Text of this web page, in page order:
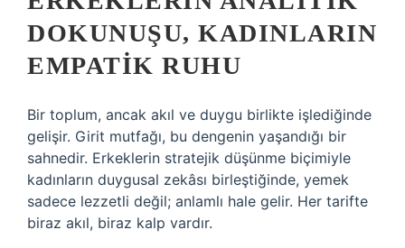
DOKUNUŞU, KADINLARIN
EMPATIK RUHU
Bir toplum, ancak akıl ve duygu birlikte işlediğinde
gelişir. Girit mutfağı, bu dengenin yaşandığı bir
sahnedir. Erkeklerin stratejik düşünme biçimiyle
kadınların duygusal zekâsı birleştiğinde, yemek
sadece lezzetli değil; anlamlı hale gelir. Her tarifte
biraz akıl, biraz kalp vardır.